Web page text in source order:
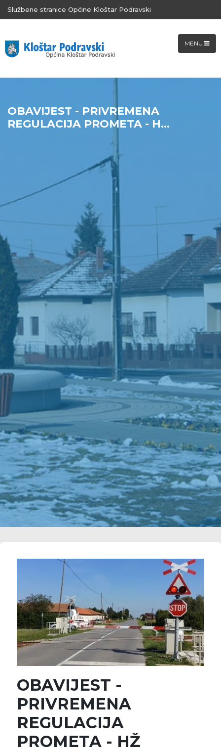
Službene stranice Općine Kloštar Podravski
MENU
OBAVIJEST - PRIVREMENA
REGULACIJA PROMETA - H...
OBAVIJEST -
PRIVREMENA
REGULACIJA
PROMETA - HŽ